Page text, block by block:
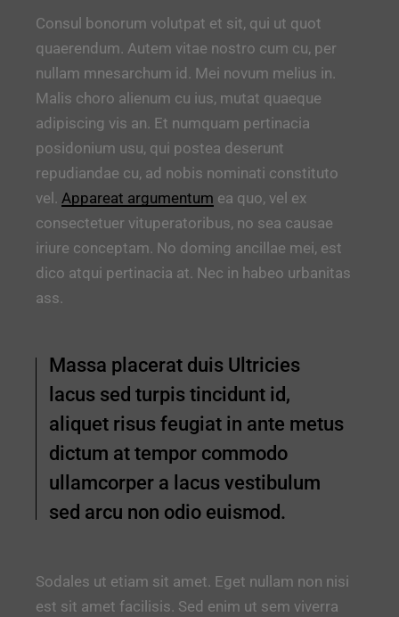
Consul bonorum volutpat et sit, qui ut quot
quaerendum. Autem vitae nostro cum cu, per
nullam mnesarchum id. Mei novum melius in.
Malis choro alienum cu ius, mutat quaeque
adipiscing vis an. Et numquam pertinacia
posidonium usu, qui postea deserunt
repudiandae cu, ad nobis nominati constituto
vel.Appareat argumentum ea quo, vel ex
consectetuer vituperatoribus, no sea causae
iriure conceptam. No doming ancillae mei, est
dico atqui pertinacia at. Nec in habeo urbanitas
ass.
Massa placerat duis Ultricies
lacus sed turpis tincidunt id,
aliquet risus feugiat in ante metus
dictum at tempor commodo
ullamcorper a lacus vestibulum
sed arcu non odio euismod.
Sodales ut etiam sit amet. Eget nullam non nisi
est sit amet facilisis. Sed enim ut sem viverra